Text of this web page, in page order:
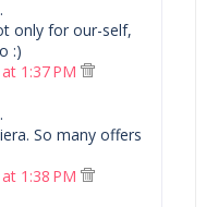
only for our-self,
:)
1:37 PM
So many offers
1:38 PM